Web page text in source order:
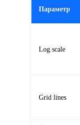
Параметр
Log scale
Grid lines